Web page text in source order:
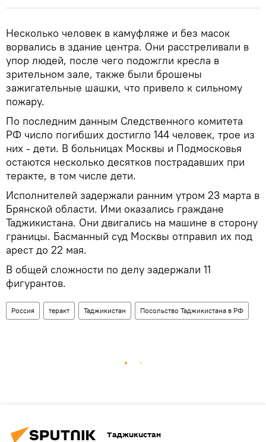
Несколько человек в камуфляже и без масок
ворвались в здание центра. Они расстреливали в
упор людей, после чего подожгли кресла в
зрительном зале, также были брошены
зажигательные шашки, что привело к сильному
пожару.
По последним данным Следственного комитета
РФ число погибших достигло 144 человек, трое из
них - дети. В больницах Москвы и Подмосковья
остаются несколько десятков пострадавших при
теракте, в том числе дети.
Исполнителей задержали ранним утром 23 марта в
Брянской области. Ими оказались граждане
Таджикистана. Они двигались на машине в сторону
границы. Басманный суд Москвы отправил их под
арест до 22 мая.
В общей сложности по делу задержали 11
фигурантов.
Россия теракт Таджикистан Посольство Таджикистана в РФ
Таджикистан